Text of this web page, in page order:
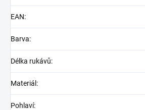
EAN:
Barva:
Délka rukávů:
Materiál :
Pohlaví: